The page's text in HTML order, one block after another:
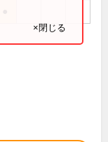
×閉じる